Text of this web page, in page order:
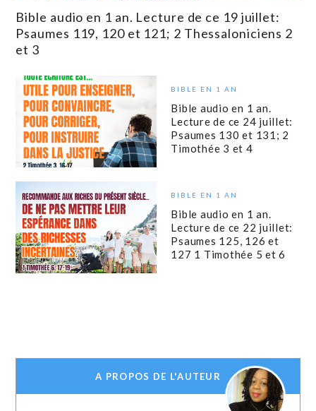
Bible audio en 1 an. Lecture de ce 19 juillet:
Psaumes 119, 120 et 121; 2 Thessaloniciens 2
et 3
BIBLE EN 1 AN
Bible audio en 1 an.
Lecture de ce 24 juillet:
Psaumes 130 et 131; 2
Timothée 3 et 4
BIBLE EN 1 AN
Bible audio en 1 an.
Lecture de ce 22 juillet:
Psaumes 125, 126 et
127 1 Timothée 5 et 6
A PROPOS DE L'AUTEUR